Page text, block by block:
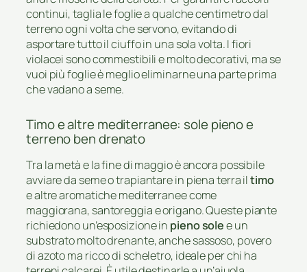
continui, taglia le foglie a qualche centimetro dal
terreno ogni volta che servono, evitando di
asportare tutto il ciuffo in una sola volta. I fiori
violacei sono commestibili e molto decorativi, ma se
vuoi più foglie è meglio eliminarne una parte prima
che vadano a seme.
Timo e altre mediterranee: sole pieno e
terreno ben drenato
Tra la metà e la fine di maggio è ancora possibile
avviare da seme o trapiantare in piena terra iltimo
e altre aromatiche mediterranee come
maggiorana, santoreggia e origano. Queste piante
richiedono un’esposizione in pieno solee un
substrato molto drenante, anche sassoso, povero
di azoto ma ricco di scheletro, ideale per chi ha